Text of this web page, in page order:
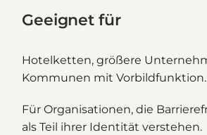
Geeignet für
Hotelketten, größere
Kommunen mit Vorbildfunktion.
Für Organisationen, die
als Teil ihrer Identität verstehen.